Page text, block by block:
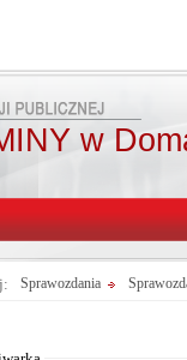
w
Sprawozdania